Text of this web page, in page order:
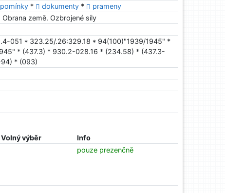
* dokumenty *
prameny
země. Ozbrojené síly
051 * 323.25/.26:329.18 * 94(100)"1939/1945" *
* (437.3) * 930.2-028.16 * (234.58) * (437.3-
* (093)
Volný výběr
Info
pouze prezenčně